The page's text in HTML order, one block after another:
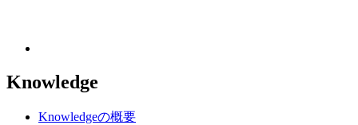
Knowledge
Knowledgeの概要